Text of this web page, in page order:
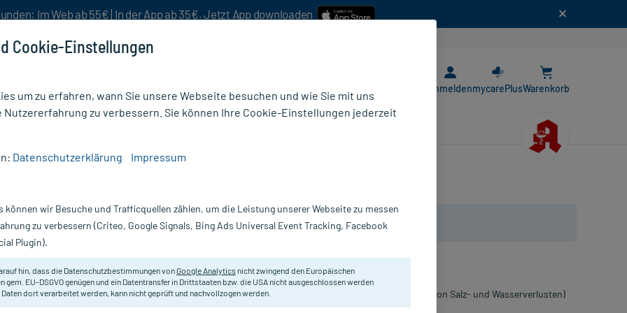
Im Web ab 55€ | In der App ab 35€. Jetzt App downloaden
AnmeldenmycarePlusWarenkorb
Nur für kurze Zeit:Gratis-Versand* ab 19€ Mindestbestellwert!
10 St STADA
Zur oralen Salz- (Elektrolyt-) und Flüssigkeitszufuhr (Ausgleich von Salz- und Wasserverlusten)
bei Durchfallerkrankungen.
Cookie-Einstellungen
um zu erfahren, wann Sie unsere Webseite besuchen und wie Sie mit uns
Nutzererfahrung zu verbessern. Sie können Ihre Cookie-Einstellungen jederzeit
Datenschutzerklärung Impressum
können wir Besuche und Trafficquellen zählen, um die Leistung unserer Webseite zu messen
zu verbessern (Criteo, Google Signals, Bing Ads Universal Event Tracking, Facebook
Plugin).
hin, dass die Datenschutzbestimmungen vonGoogle Analytics nicht zwingend den Europäischen
gem. EU-DSGVO genügen und ein Datentransfer in Drittstaaten bzw. die USA nicht ausgeschlossen werden
Daten dort verarbeitet werden, kann nicht geprüft und nachvollzogen werden.